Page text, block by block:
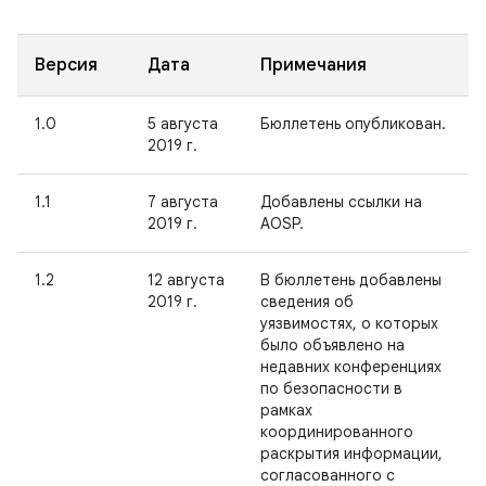
Версия Дата Примечания
1.0
5 августа
2019 г.
Бюллетень опубликован.
1.1
7 августа
2019 г.
Добавлены ссылки на
AOSP.
1.2
12 августа
2019 г.
В бюллетень добавлены
сведения об
уязвимостях, о которых
было объявлено на
недавних конференциях
по безопасности в
рамках
координированного
раскрытия информации,
согласованного с